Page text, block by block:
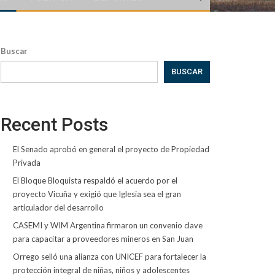
Buscar
BUSCAR
Recent Posts
El Senado aprobó en general el proyecto de Propiedad
Privada
El Bloque Bloquista respaldó el acuerdo por el
proyecto Vicuña y exigió que Iglesia sea el gran
articulador del desarrollo
CASEMI y WIM Argentina firmaron un convenio clave
para capacitar a proveedores mineros en San Juan
Orrego selló una alianza con UNICEF para fortalecer la
protección integral de niñas, niños y adolescentes